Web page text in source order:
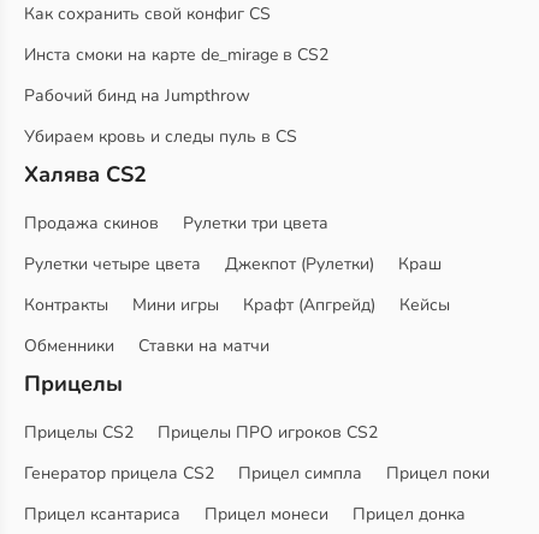
Как сохранить свой конфиг CS
Инста смоки на карте de_mirage в CS2
Рабочий бинд на Jumpthrow
Убираем кровь и следы пуль в CS
Халява CS2
Продажа скинов
Рулетки три цвета
Рулетки четыре цвета
Джекпот (Рулетки)
Краш
Контракты
Мини игры Крафт (Апгрейд)
Кейсы
Обменники
Ставки на матчи
Прицелы
Прицелы CS2
Прицелы ПРО игроков CS2
Генератор прицела CS2
Прицел симпла
Прицел поки
Прицел ксантариса
Прицел монеси
Прицел донка